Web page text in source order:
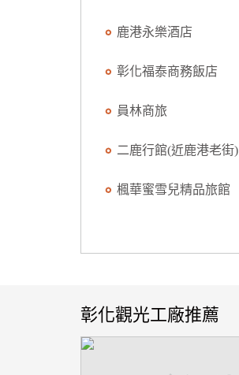
鹿港永樂酒店
彰化福泰商務飯店
員林商旅
二鹿行館(近鹿港老街)
楓華蜜雪兒精品旅館
彰化觀光工廠推薦